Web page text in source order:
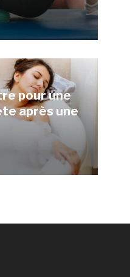
pour une
après une